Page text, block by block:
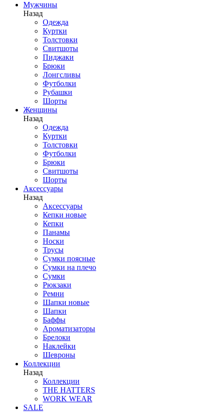
Мужчины
Назад
Одежда
Куртки
Толстовки
Свитшоты
Пиджаки
Брюки
Лонгсливы
Футболки
Рубашки
Шорты
Женщины
Назад
Одежда
Куртки
Толстовки
Футболки
Брюки
Свитшоты
Шорты
Аксессуары
Назад
Аксессуары
Кепки новые
Кепки
Панамы
Носки
Трусы
Сумки поясные
Сумки на плечо
Сумки
Рюкзаки
Ремни
Шапки новые
Шапки
Баффы
Ароматизаторы
Брелоки
Наклейки
Шевроны
Коллекции
Назад
Коллекции
THE HATTERS
WORK WEAR
SALE